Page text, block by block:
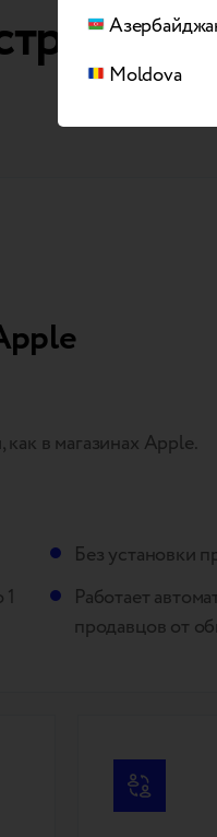
в магазинах Apple.
Без установки
Работает
продавцов от
Moldova